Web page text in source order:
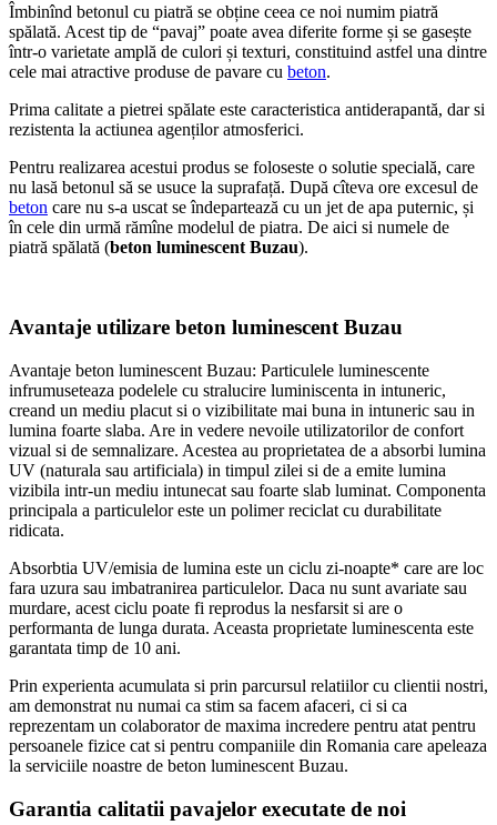
Îmbinînd betonul cu piatră se obține ceea ce noi numim piatră
spălată. Acest tip de “pavaj” poate avea diferite forme și se gasește
într-o varietate amplă de culori și texturi, constituind astfel una dintre
cele mai atractive produse de pavare cu beton.
Prima calitate a pietrei spălate este caracteristica antiderapantă, dar si
rezistenta la actiunea agenților atmosferici.
Pentru realizarea acestui produs se foloseste o solutie specială, care
nu lasă betonul să se usuce la suprafață. După cîteva ore excesul de
beton care nu s-a uscat se îndepartează cu un jet de apa puternic, și
în cele din urmă rămîne modelul de piatra. De aici si numele de
piatră spălată (beton luminescent Buzau).
Avantaje utilizare beton luminescent Buzau
Avantaje beton luminescent Buzau: Particulele luminescente
infrumuseteaza podelele cu stralucire luminiscenta in intuneric,
creand un mediu placut si o vizibilitate mai buna in intuneric sau in
lumina foarte slaba. Are in vedere nevoile utilizatorilor de confort
vizual si de semnalizare. Acestea au proprietatea de a absorbi lumina
UV (naturala sau artificiala) in timpul zilei si de a emite lumina
vizibila intr-un mediu intunecat sau foarte slab luminat. Componenta
principala a particulelor este un polimer reciclat cu durabilitate
ridicata.
Absorbtia UV/emisia de lumina este un ciclu zi-noapte* care are loc
fara uzura sau imbatranirea particulelor. Daca nu sunt avariate sau
murdare, acest ciclu poate fi reprodus la nesfarsit si are o
performanta de lunga durata. Aceasta proprietate luminescenta este
garantata timp de 10 ani.
Prin experienta acumulata si prin parcursul relatiilor cu clientii nostri,
am demonstrat nu numai ca stim sa facem afaceri, ci si ca
reprezentam un colaborator de maxima incredere pentru atat pentru
persoanele fizice cat si pentru companiile din Romania care apeleaza
la serviciile noastre de beton luminescent Buzau.
Garantia calitatii pavajelor executate de noi